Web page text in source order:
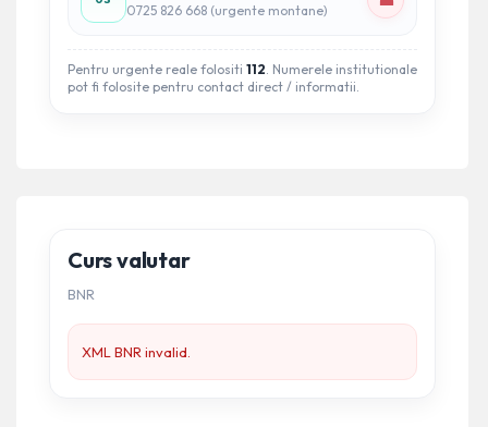
0725 826 668 (urgente montane)
Pentru urgente reale folositi 112. Numerele institutionale
pot fi folosite pentru contact direct / informatii.
Curs valutar
BNR
XML BNR invalid.